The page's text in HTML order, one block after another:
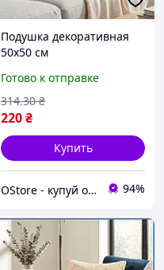
Подушка декоративная
50х50 см
стеганая бежевая
интерьерная подушка
для дивана кресла
кровати
Готово к отправке
220₴
314.30 ₴
Купить
OStore - купуй онлайн! 94%